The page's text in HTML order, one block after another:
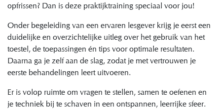
opfrissen? Dan is deze praktijktraining speciaal voor jou!
Onder begeleiding van een ervaren lesgever krijg je eerst een
duidelijke en overzichtelijke uitleg over het gebruik van het
toestel, de toepassingen én tips voor optimale resultaten.
Daarna ga je zelf aan de slag, zodat je met vertrouwen je
eerste behandelingen leert uitvoeren.
Er is volop ruimte om vragen te stellen, samen te oefenen en
je techniek bij te schaven in een ontspannen, leerrijke sfeer.